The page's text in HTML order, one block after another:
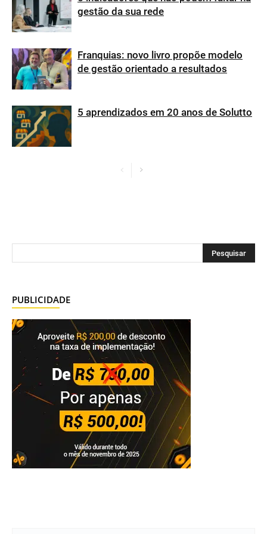
gestão da sua rede
Franquias: novo livro propõe modelo
de gestão orientado a resultados
5 aprendizados em 20 anos de Solutto
PUBLICIDADE